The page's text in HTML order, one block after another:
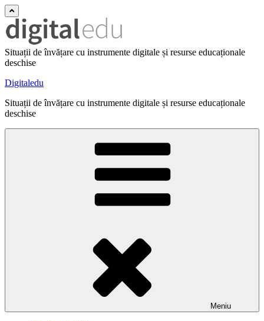
Situații de învățare cu instrumente digitale și resurse educaționale
deschise
Digitaledu
Situații de învățare cu instrumente digitale și resurse educaționale
deschise
Meniu